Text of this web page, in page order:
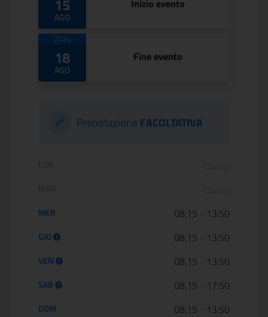
15
AGO
Inizio evento
2024
18
AGO
Fine evento
Prenotazione FACOLTATIVA
Orario di apertura:
LUN
MAR
MER 08:15 13:50
GIO 08:15 13:50
VEN 08:15 13:50
SAB 08:15 17:50
DOM 08:15 13:50